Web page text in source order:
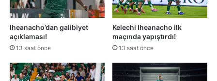
Iheanacho’dan galibiyet
açıklaması!
13 saat önce
Kelechi Iheanacho ilk
maçında yapıştırdı!
13 saat önce